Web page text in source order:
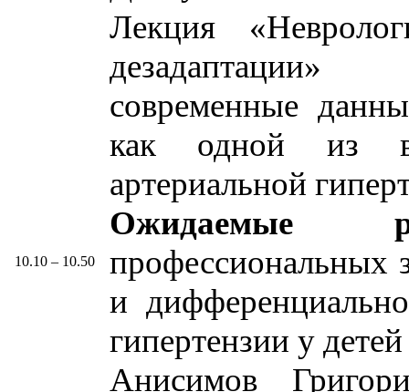
10.10 – 10.50
Лекция
дезадаптации»
современные
как одной из
артериальной
Ожидаемые
профессиональных
и
гипертензии у
Анисимов